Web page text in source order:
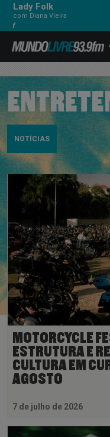
Lady Folk
com Diana Vieira
NOTÍCIAS
MOTORCYCLE
ESTRUTURA E
CULTURA EM
AGOSTO
7 de julho de 2026